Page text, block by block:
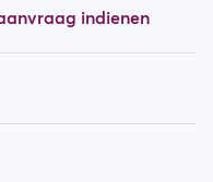
indienen